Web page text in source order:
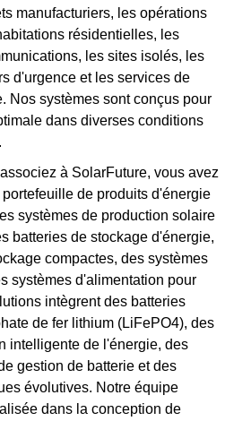
manufacturiers, les opérations
résidentielles, les
les sites isolés, les
d'urgence et les services de
Nos systèmes sont conçus pour
dans diverses conditions
à SolarFuture, vous avez
de produits d'énergie
systèmes de production solaire
batteries de stockage d'énergie,
compactes, des systèmes
systèmes d'alimentation pour
intègrent des batteries
de fer lithium (LiFePO4), des
intelligente de l'énergie, des
gestion de batterie et des
évolutives. Notre équipe
dans la conception de